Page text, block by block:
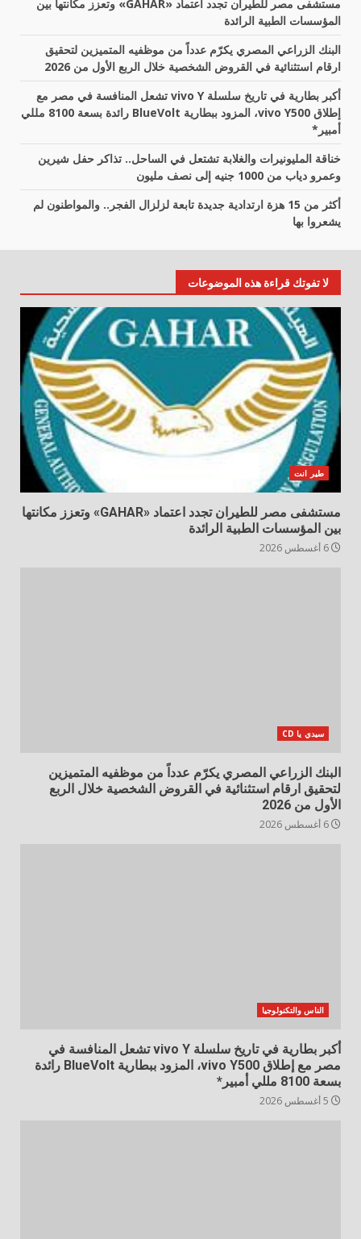
مستشفى مصر للطيران تجدد اعتماد «GAHAR» وتعزز مكانتها بين
المؤسسات الطبية الرائدة
البنك الزراعي المصري يكرّم عدداً من موظفيه المتميزين لتحقيق
ارقام استثنائية في القروض الشخصية خلال الربع الأول من 2026
أكبر بطارية في تاريخ سلسلة vivo Y تشعل المنافسة في مصر مع
إطلاق vivo Y500، المزود ببطارية BlueVolt رائدة بسعة 8100 مللي
أمبير*
خناقة المليونيرات والغلابة تشتعل في الساحل.. تذاكر حفل شيرين
وعمرو دياب من 1000 جنيه إلى نصف مليون
أكثر من 15 هزة ارتدادية جديدة تابعة لزلزال الفجر.. والمواطنون لم
يشعروا بها
لا تفوتك قراءة هذه الموضوعات
طير انت
مستشفى مصر للطيران تجدد اعتماد «GAHAR» وتعزز مكانتها
بين المؤسسات الطبية الرائدة
سيدي يا CD
البنك الزراعي المصري يكرّم عدداً من موظفيه المتميزين
لتحقيق ارقام استثنائية في القروض الشخصية خلال الربع
الأول من 2026
الناس والتكنولوجيا
أكبر بطارية في تاريخ سلسلة vivo Y تشعل المنافسة في
مصر مع إطلاق vivo Y500، المزود ببطارية BlueVolt رائدة
بسعة 8100 مللي أمبير*